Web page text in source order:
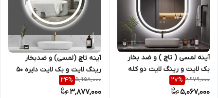
آینه لمسی ( تاچ ) و ضد بخار
بک لایت و رینگ لایت دو کله
گرد 60 * 80 (بیضی - کپسولی)
6,979,000
27%
5,067,000
آینه تاچ (لمسی) و ضدبخار
رینگ لایت و بک لایت دایره 50
سانتیمتر ( گرد) مناسب جهت
روشویی سرویس بهداشتی و
5,958,000
34%
3,877,000